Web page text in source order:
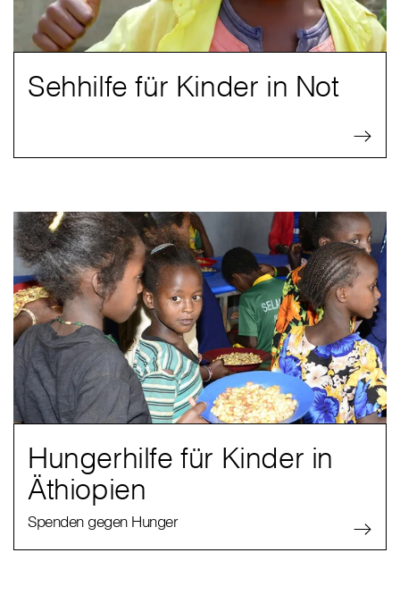
Sehhilfe für Kinder in Not
Hungerhilfe für Kinder in
Äthiopien
Spenden gegen Hunger